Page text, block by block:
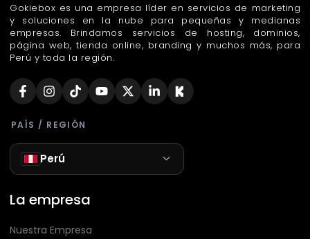
Gokiebox es una empresa líder en servicios de marketing
y soluciones en la nube para pequeñas y medianas
empresas. Brindamos servicios de hosting, dominios,
página web, tienda online, branding y muchos más, para
Perú y toda la región.
PAÍS / REGIÓN
Perú
La empresa
Nuestra Empresa